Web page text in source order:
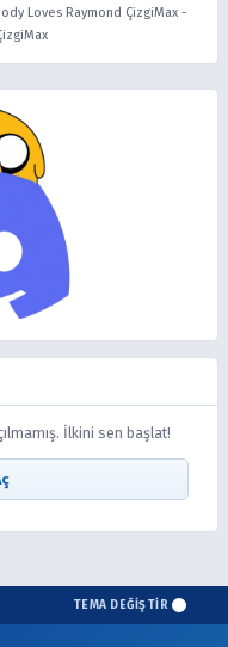
Loves Raymond ÇizgiMax -
İlkini sen başlat!
TEMA DEĞİŞTİR